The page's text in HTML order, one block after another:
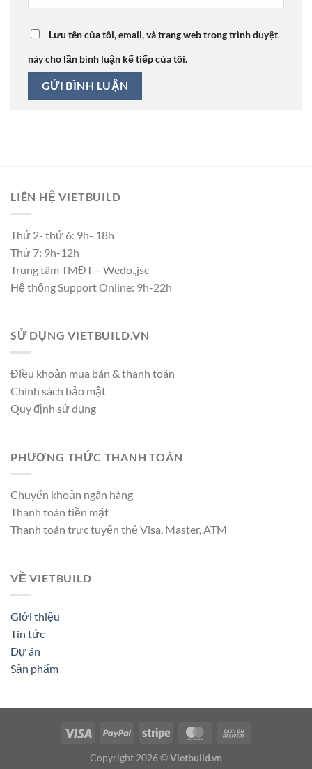
Lưu tên của tôi, email, và trang web trong trình duyệt
này cho lần bình luận kế tiếp của tôi.
LIÊN HỆ VIETBUILD
Thứ 2- thứ 6: 9h- 18h
Thứ 7: 9h-12h
Trung tâm TMĐT – Wedo.,jsc
Hệ thống Support Online: 9h-22h
SỬ DỤNG VIETBUILD.VN
Điều khoản mua bán & thanh toán
Chính sách bảo mật
Quy định sử dụng
PHƯƠNG THỨC THANH TOÁN
Chuyển khoản ngân hàng
Thanh toán tiền mặt
Thanh toán trực tuyến thẻ Visa, Master, ATM
VỀ VIETBUILD
Giới thiệu
Tin tức
Dự án
Sản phẩm
Copyright 2026 ©Vietbuild.vn